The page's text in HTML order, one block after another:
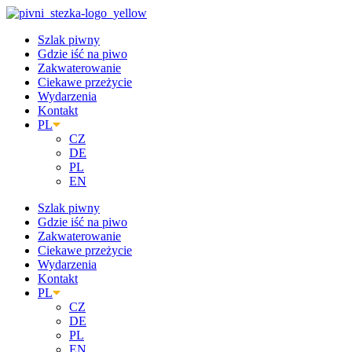
Przejdź
treści
Szlak piwny
Gdzie iść na piwo
Zakwaterowanie
Ciekawe przeżycie
Wydarzenia
Kontakt
PL
CZ
DE
PL
EN
Szlak piwny
Gdzie iść na piwo
Zakwaterowanie
Ciekawe przeżycie
Wydarzenia
Kontakt
PL
CZ
DE
PL
EN